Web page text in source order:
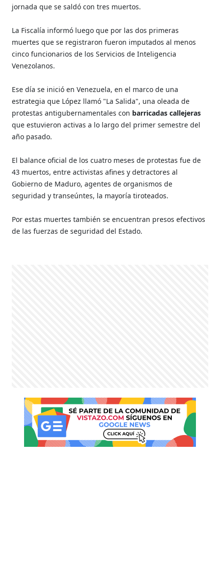
jornada que se saldó con tres muertos.
La Fiscalía informó luego que por las dos primeras
muertes que se registraron fueron imputados al menos
cinco funcionarios de los Servicios de Inteligencia
Venezolanos.
Ese día se inició en Venezuela, en el marco de una
estrategia que López llamó "La Salida", una oleada de
protestas antigubernamentales con barricadas callejeras
que estuvieron activas a lo largo del primer semestre del
año pasado.
El balance oficial de los cuatro meses de protestas fue de
43 muertos, entre activistas afines y detractores al
Gobierno de Maduro, agentes de organismos de
seguridad y transeúntes, la mayoría tiroteados.
Por estas muertes también se encuentran presos efectivos
de las fuerzas de seguridad del Estado.